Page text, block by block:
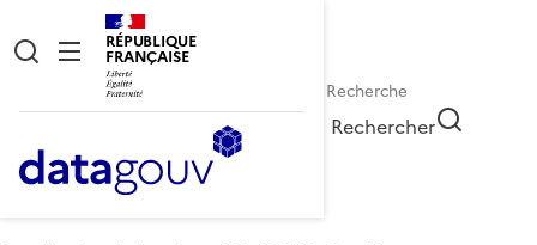
RÉPUBLIQUE
FRANÇAISE
Rechercher